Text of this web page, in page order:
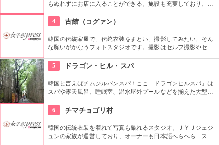
もぬれずにお店に入ることができる。施設も充実しており、地
元の人から観光客まで人気。
4
古館（コグァン）
韓国の伝統家屋で、伝統衣装をまとい、撮影してみたい。そん
な願いがかなうフォトスタジオです。撮影はセルフ撮影やセル
影をお任せするプランもあります。日本の旅行番組で話題にな
った場所です。
5 ドラゴン・ヒル・スパ
韓国と言えばチムジルバンスパ！ここ「ドラゴンヒルスパ」は
スパや露天風呂、睡眠室、温水屋外プールなどを揃えた大型施
やゴルフ練習場、マッサージ、レストランなど様々なお楽しみ
スポットがあるので、時間が過ぎるのもあっという間です！
6 チマチョゴリ村
韓国の伝統衣装を着れて写真も撮れるスタジオ。ＪＹＪジェジ
ュンの家族が運営しており、オーナーも日本語ぺらぺら、スタ